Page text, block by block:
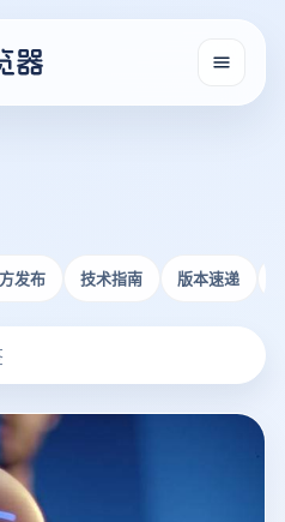
发布 技术指南 版本速递